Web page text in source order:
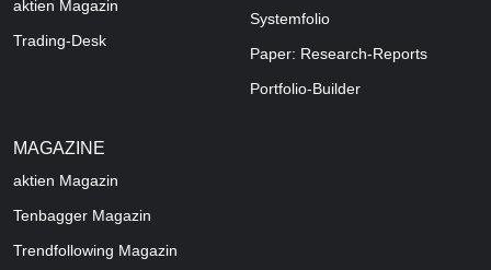
aktien Magazin
Trading-Desk
Systemfolio
Paper: Research-Reports
Portfolio-Builder
MAGAZINE
aktien Magazin
Tenbagger Magazin
Trendfollowing Magazin